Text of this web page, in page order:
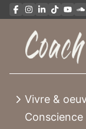
contenu
Vivre &
Conscience